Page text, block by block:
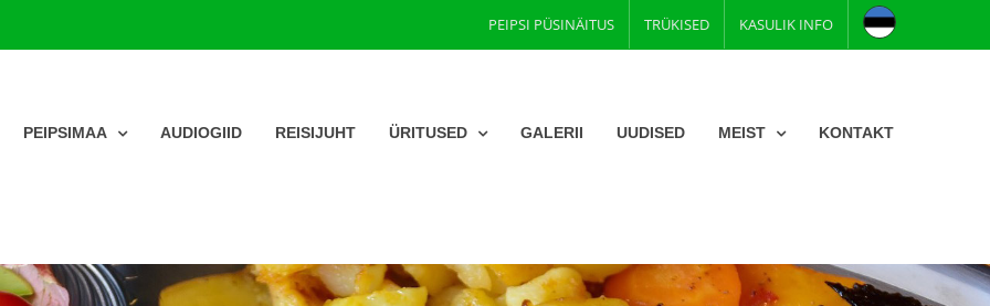
PEIPSI PÜSINÄITUS TRÜKISED KASULIK INFO
PEIPSIMAA AUDIOGIID REISIJUHT ÜRITUSED GALERII UUDISED MEIST KONTAKT